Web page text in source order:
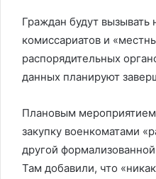
Граждан будут
комиссариатов и
распорядительных
данных планируют
Плановым
закупку военкоматами
другой
Там добавили, что